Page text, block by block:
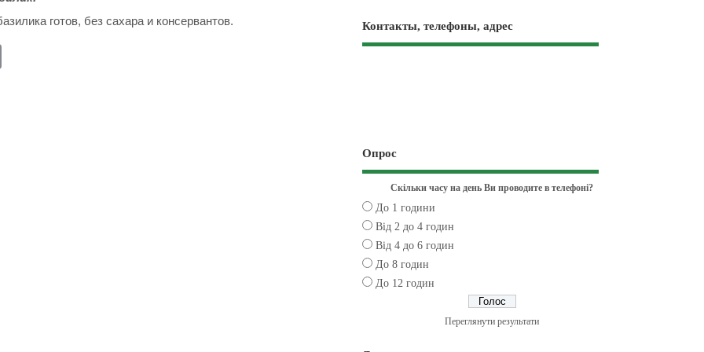
готов, без сахара и консервантов.
Контакты, телефоны, адрес
Опрос
Скільки часу на день Ви проводите в телефоні?
До 1 години
Від 2 до 4 годин
Від 4 до 6 годин
До 8 годин
До 12 годин
Переглянути результати